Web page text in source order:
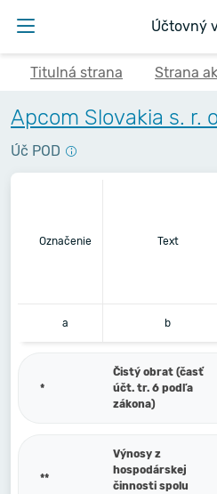
Účtovný
Titulná strana Strana
Apcom Slovakia s. r.
Úč POD
Označenie Text
a b
*
Čistý obrat (časť
účt. tr. 6 podľa
zákona)
**
Výnosy z
hospodárskej
činnosti spolu